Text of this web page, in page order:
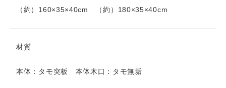
（約）160×35×40cm （約）180×35×40cm
材質
本体：タモ突板 本体木口：タモ無垢